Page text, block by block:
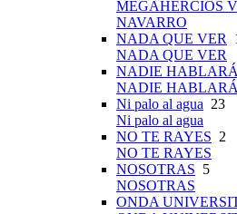
MEGAHERCIOS
NAVARRO
NADA QUE VER
NADA QUE VER
NADIE
NADIE
Ni palo al agua 23
Ni palo al agua
NO TE RAYES 2
NO TE RAYES
NOSOTRAS 5
NOSOTRAS
ONDA